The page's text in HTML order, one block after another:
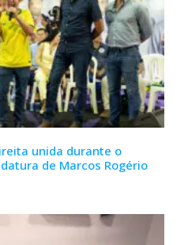
unida durante o
de Marcos Rogério